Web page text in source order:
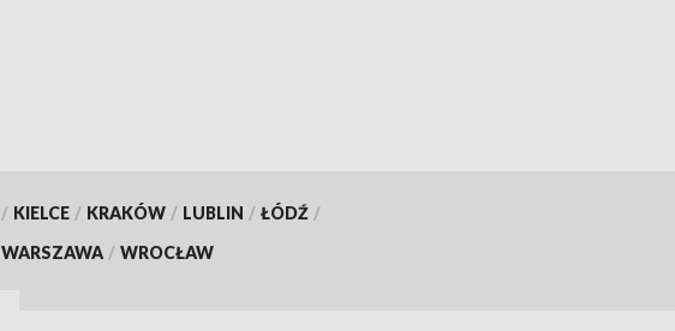
/ KIELCE / KRAKÓW / LUBLIN / ŁÓDŹ /
WARSZAWA / WROCŁAW